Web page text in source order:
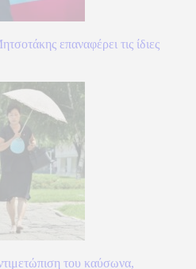
επαναφέρει τις ίδιες
του καύσωνα,